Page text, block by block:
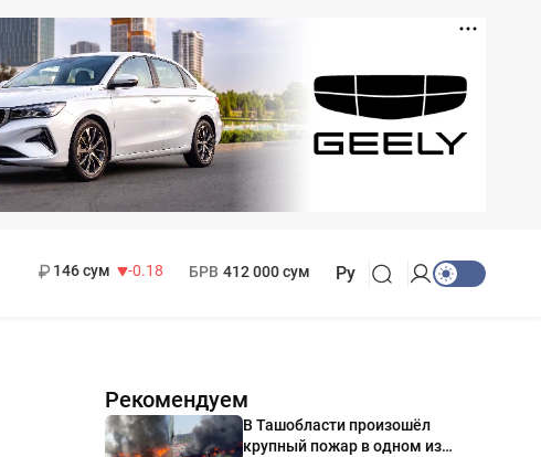
146 сум
-0.18
БРВ 412 000 сум Ру
Рекомендуем
В Ташобласти произошёл
крупный пожар в одном из